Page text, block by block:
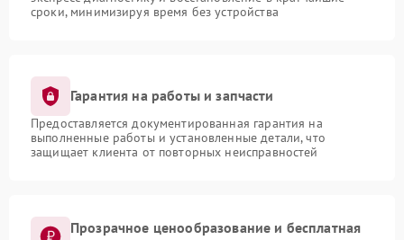
сроки, минимизируя время без устройства
Гарантия на работы и запчасти
Предоставляется документированная гарантия на
выполненные работы и установленные детали, что
защищает клиента от повторных неисправностей
Прозрачное ценообразование и бесплатная